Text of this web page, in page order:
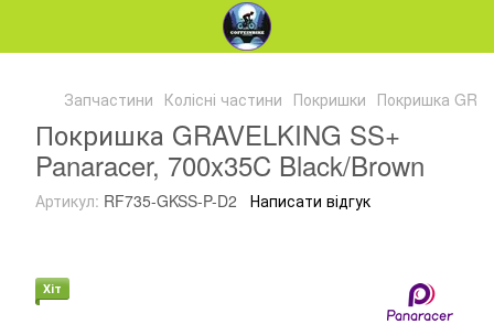
Запчастини Колісні частини Покришки Покришка
Покришка GRAVELKING SS+
Panaracer, 700x35C Black/Brown
Артикул: RF735-GKSS-P-D2 Написати відгук
Хіт